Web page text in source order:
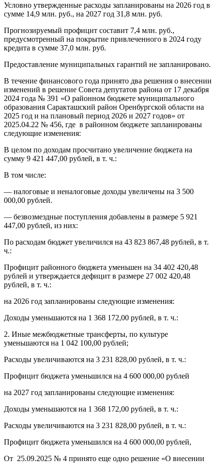
Условно утвержденные расходы запланированы на 2026 год в
сумме 14,9 млн. руб., на 2027 год 31,8 млн. руб.
Прогнозируемый профицит составит 7,4 млн. руб.,
предусмотренный на покрытие привлеченного в 2024 году
кредита в сумме 37,0 млн. руб.
Предоставление муниципальных гарантий не запланировано.
В течение финансового года принято два решения о внесении
изменений в решение Совета депутатов района от 17 декабря
2024 года № 391 «О районном бюджете муниципального
образования Саракташский район Оренбургской области на
2025 год и на плановый период 2026 и 2027 годов» от
2025.04.22 № 456, где в районном бюджете запланированы
следующие изменения:
В целом по доходам просчитано увеличение бюджета на
сумму 9 421 447,00 рублей, в т. ч.:
В том числе:
— налоговые и неналоговые доходы увеличены на 3 500
000,00 рублей.
— безвозмездные поступления добавлены в размере 5 921
447,00 рублей, из них:
По расходам бюджет увеличился на 43 823 867,48 рублей, в т.
ч.:
Профицит районного бюджета уменьшен на 34 402 420,48
рублей и утверждается дефицит в размере 27 002 420,48
рублей, в т. ч.:
на 2026 год запланированы следующие изменения:
Доходы уменьшаются на 1 368 172,00 рублей, в т. ч.:
2. Иные межбюджетные трансферты, по культуре
уменьшаются на 1 042 100,00 рублей;
Расходы увеличиваются на 3 231 828,00 рублей, в т. ч.:
Профицит бюджета уменьшился на 4 600 000,00 рублей
на 2027 год запланированы следующие изменения:
Доходы уменьшаются на 1 368 172,00 рублей, в т. ч.:
Расходы увеличиваются на 3 231 828,00 рублей, в т. ч.:
Профицит бюджета уменьшился на 4 600 000,00 рублей,
От 25.09.2025 № 4 принято еще одно решение «О внесении